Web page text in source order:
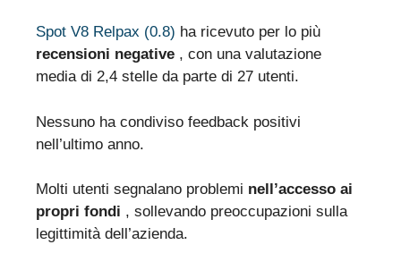
Spot V8 Relpax (0.8) ha ricevuto per lo più
recensioni negative , con una valutazione
media di 2,4 stelle da parte di 27 utenti.
Nessuno ha condiviso feedback positivi
nell’ultimo anno.
Molti utenti segnalano problemi nell’accesso ai
propri fondi , sollevando preoccupazioni sulla
legittimità dell’azienda.